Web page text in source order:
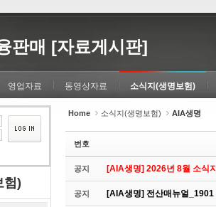
판매 [자료게시판]
영업자료 동영상자료 소식지(생명보험)
험)
Home 소식지(생명보험) AIA생명
번호
공지 [AIA생명] 2026년 8월 소식지
공지 [AIA생명] 전산매뉴얼_1901